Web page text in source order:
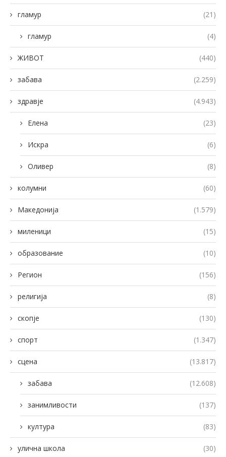
гламур (21)
гламур (4)
ЖИВОТ (440)
забава (2.259)
здравје (4.943)
Елена (23)
Искра (6)
Оливер (8)
колумни (60)
Македонија (1.579)
миленици (15)
образование (10)
Регион (156)
религија (8)
скопје (130)
спорт (1.347)
сцена (13.817)
забава (12.608)
занимливости (137)
култура (83)
улична школа (30)